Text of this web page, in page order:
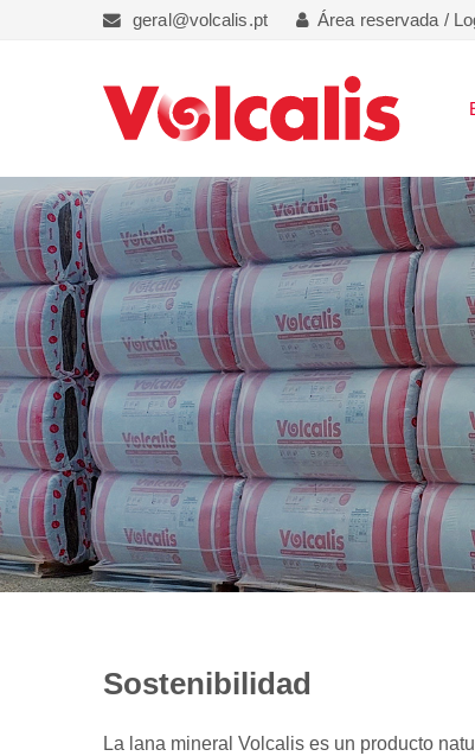
geral@volcalis.pt Área reservada /
Sostenibilidad
La lana mineral Volcalis es un producto